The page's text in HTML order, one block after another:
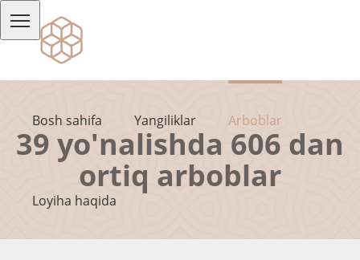
Bosh sahifa Yangiliklar Arboblar
Loyiha haqida
39 yo'nalishda 606 dan
ortiq arboblar